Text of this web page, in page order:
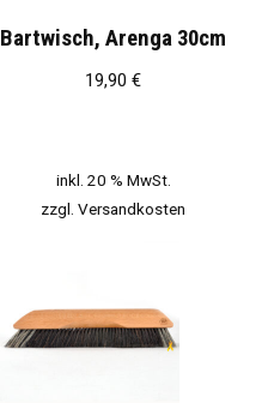
Bartwisch, Arenga 30cm
19,90 €
inkl. 20 % MwSt.
zzgl. Versandkosten